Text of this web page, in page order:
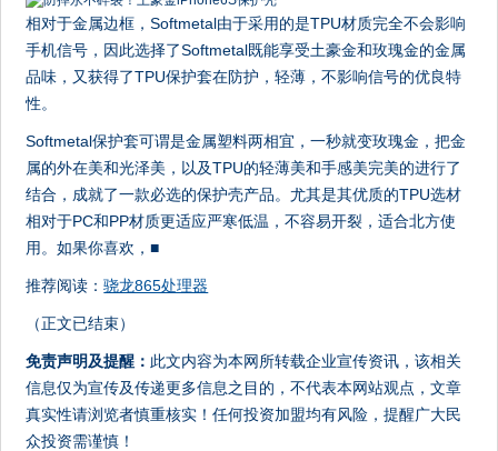
相对于金属边框，Softmetal由于采用的是TPU材质完全不会影响
手机信号，因此选择了Softmetal既能享受土豪金和玫瑰金的金属
品味，又获得了TPU保护套在防护，轻薄，不影响信号的优良特
性。
Softmetal保护套可谓是金属塑料两相宜，一秒就变玫瑰金，把金
属的外在美和光泽美，以及TPU的轻薄美和手感美完美的进行了
结合，成就了一款必选的保护壳产品。尤其是其优质的TPU选材
相对于PC和PP材质更适应严寒低温，不容易开裂，适合北方使
用。如果你喜欢，■
推荐阅读：骁龙865处理器
（正文已结束）
免责声明及提醒： 此文内容为本网所转载企业宣传资讯，该相关
信息仅为宣传及传递更多信息之目的，不代表本网站观点，文章
真实性请浏览者慎重核实！任何投资加盟均有风险，提醒广大民
众投资需谨慎！